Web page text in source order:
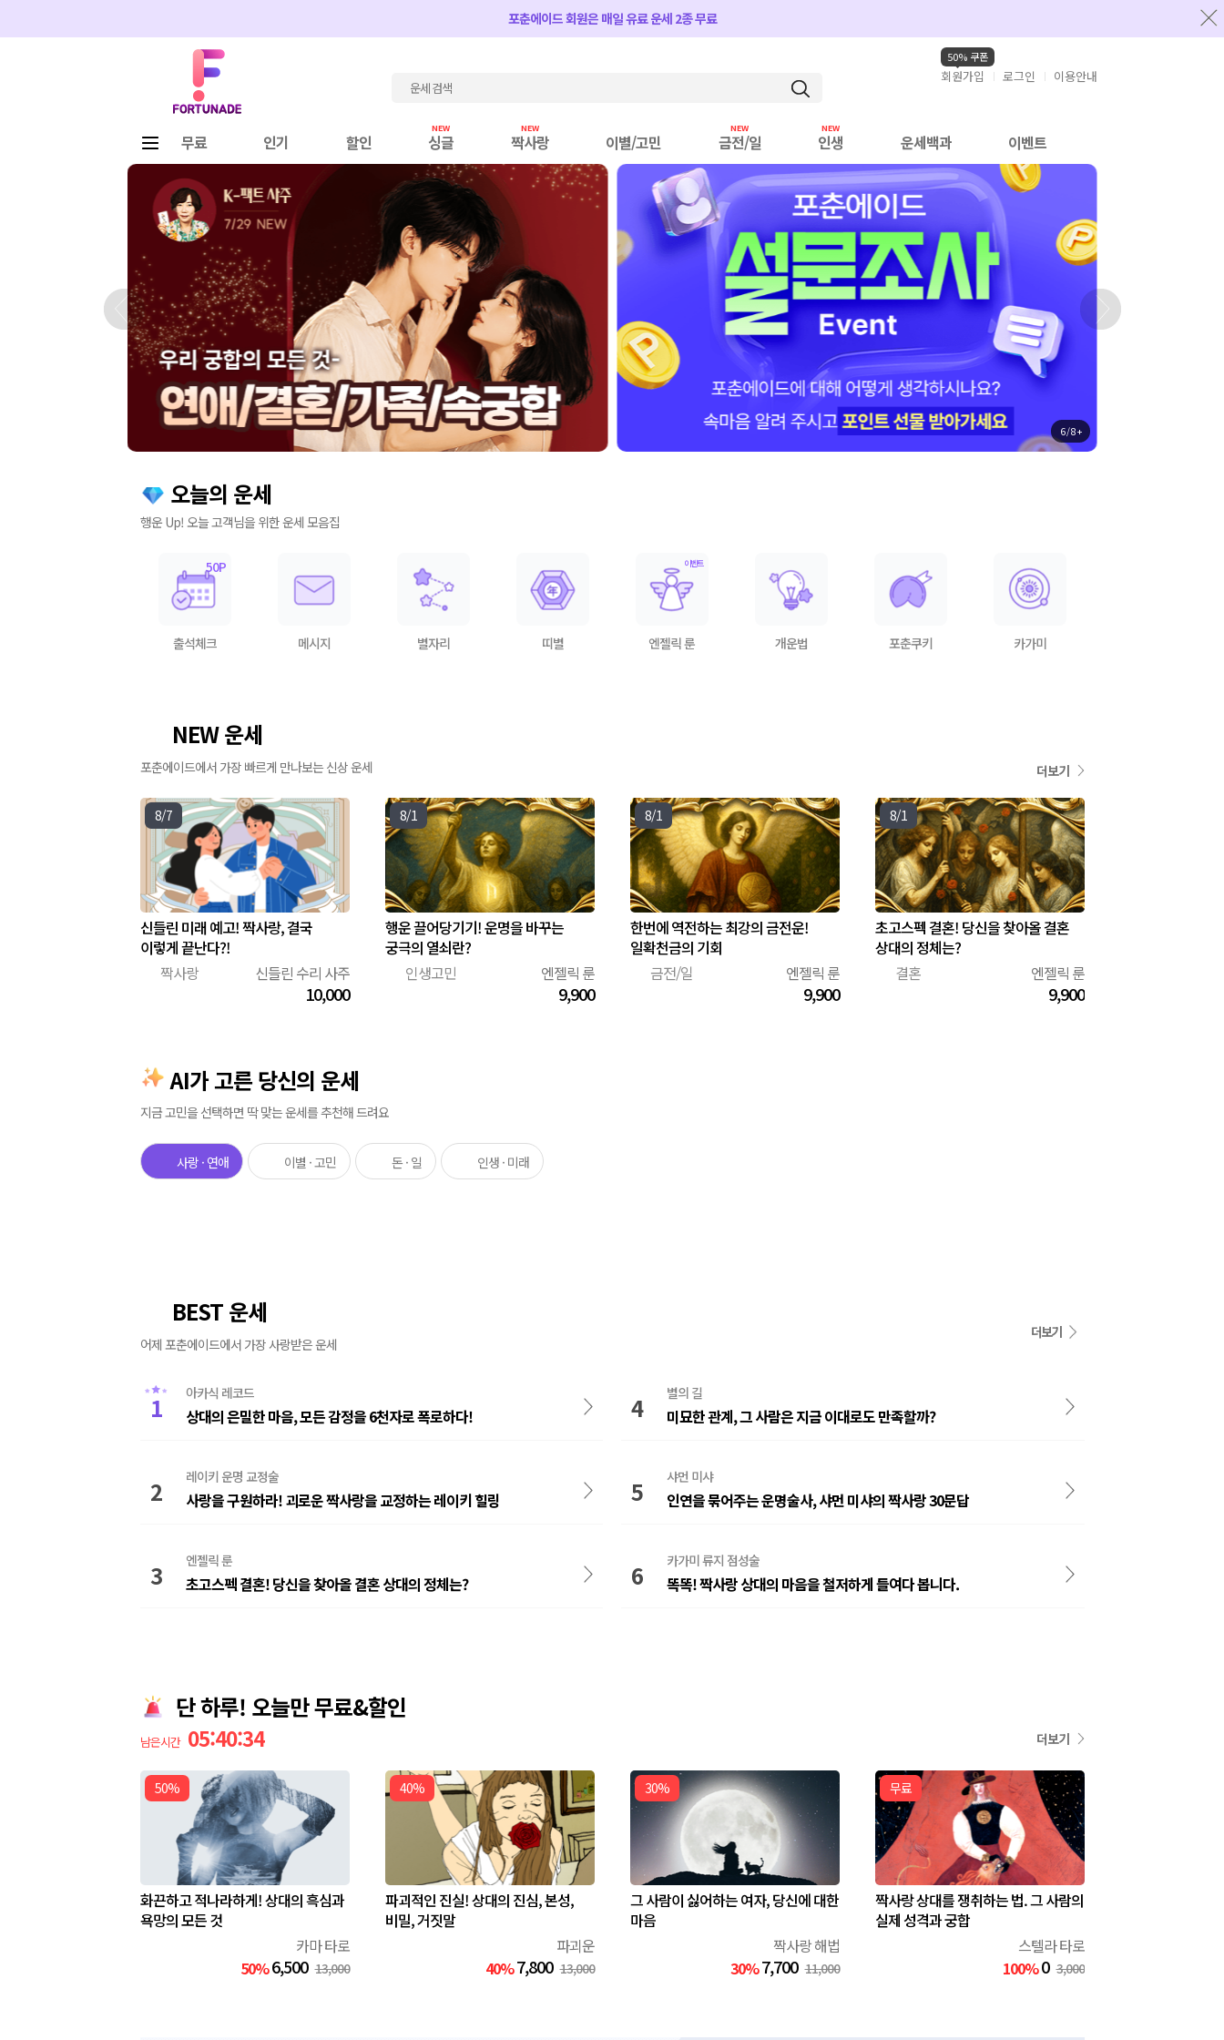
포춘에이드 회원은 매일 유료 운세 2종 무료
50% 쿠폰
회원가입 로그인 이용안내
무료 인기 할인 싱글 짝사랑 이별/고민 금전/일 인생 운세백과 이벤트
6 / 8 +
오늘의 운세
행운 Up! 오늘 고객님을 위한 운세 모음집
출석체크 메시지 별자리 띠별 엔젤릭 룬 개운법 포춘쿠키 카가미
NEW 운세
포춘에이드에서 가장 빠르게 만나보는 신상 운세 더보기
8/7
신들린 미래 예고! 짝사랑, 결국
이렇게 끝난다?!
짝사랑 신들린 수리 사주
10,000
8/1
행운 끌어당기기! 운명을 바꾸는
궁극의 열쇠란?
인생고민 엔젤릭 룬
9,900
8/1
한번에 역전하는 최강의 금전운!
일확천금의 기회
금전/일 엔젤릭 룬
9,900
8/1
초고스펙 결혼! 당신을 찾아올 결혼
상대의 정체는?
결혼 엔젤릭 룬
9,900
AI가 고른 당신의 운세
지금 고민을 선택하면 딱 맞는 운세를 추천해 드려요
사랑 · 연애 이별 · 고민 돈 · 일 인생 · 미래
BEST 운세
어제 포춘에이드에서 가장 사랑받은 운세
더보기
1 아카식 레코드
상대의 은밀한 마음, 모든 감정을 6천자로 폭로하다!
2 레이키 운명 교정술
사랑을 구원하라! 괴로운 짝사랑을 교정하는 레이키 힐링
3 엔젤릭 룬
초고스펙 결혼! 당신을 찾아올 결혼 상대의 정체는?
4 별의 길
미묘한 관계, 그 사람은 지금 이대로도 만족할까?
5 샤먼 미샤
인연을 묶어주는 운명술사, 샤먼 미샤의 짝사랑 30문답
6 카가미 류지 점성술
똑똑! 짝사랑 상대의 마음을 철저하게 들여다 봅니다.
단 하루! 오늘만 무료&할인
남은시간 05:40:33 더보기
50%
화끈하고 적나라하게! 상대의 흑심과
욕망의 모든 것
카마 타로
50%6,500 13,000
40%
파괴적인 진실! 상대의 진심, 본성,
비밀, 거짓말
파괴운
40%7,800 13,000
30%
그 사람이 싫어하는 여자, 당신에 대한
마음
짝사랑 해법
30%7,700 11,000
무료
짝사랑 상대를 쟁취하는 법. 그 사람의
실제 성격과 궁합
스텔라 타로
100%0 3,000